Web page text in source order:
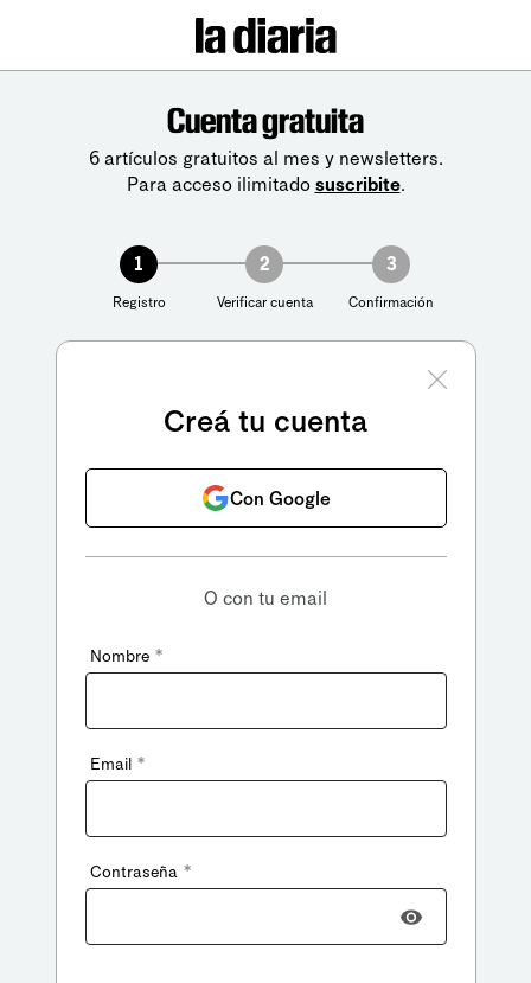
Cuenta gratuita
6 artículos gratuitos al mes y newsletters.
Para acceso ilimitado suscribite.
1
Registro
2
Verificar cuenta
3
Confirmación
Creá tu cuenta
Con Google
O con tu email
Nombre *
Email *
Contraseña *